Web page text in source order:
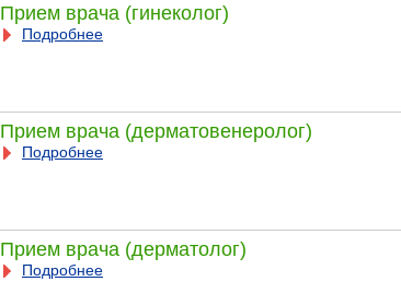
Прием врача (гинеколог)
Подробнее
Прием врача (дерматовенеролог)
Подробнее
Прием врача (дерматолог)
Подробнее